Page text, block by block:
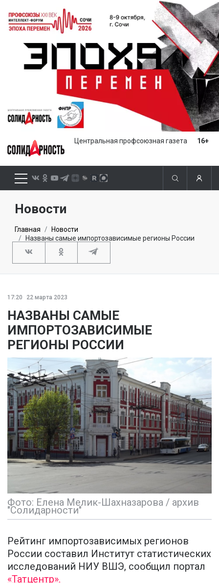
Центральная профсоюзная газета 16+
Новости
Главная
Новости
Названы самые импортозависимые регионы России
17:20 22 марта 2023
НАЗВАНЫ САМЫЕ
ИМПОРТОЗАВИСИМЫЕ
РЕГИОНЫ РОССИИ
Фото: Елена Мелик-Шахназарова / архив
"Солидарности"
Рейтинг импортозависимых регионов
России составил Институт статистических
исследований НИУ ВШЭ, сообщил портал
«Татцентр».